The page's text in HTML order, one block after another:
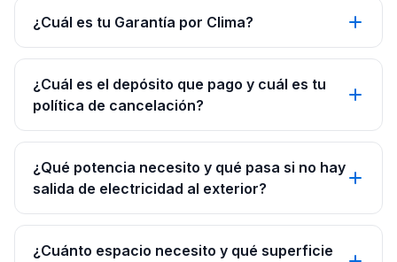
¿Cuál es tu Garantía por Clima?
¿Cuál es el depósito que pago y cuál es tu
política de cancelación?
¿Qué potencia necesito y qué pasa si no hay
salida de electricidad al exterior?
¿Cuánto espacio necesito y qué superficie